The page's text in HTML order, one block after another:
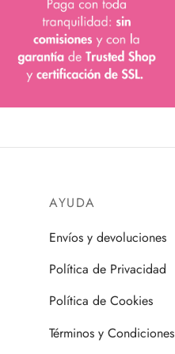
AYUDA
Envíos y devoluciones
Política de Privacidad
Política de Cookies
Términos y Condiciones